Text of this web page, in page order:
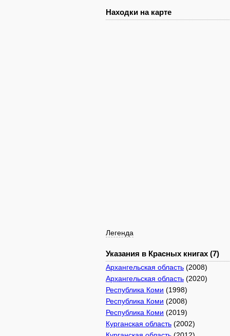
Находки на карте
Легенда
Указания в Красных книгах (7)
Архангельская область (2008)
Архангельская область (2020)
Республика Коми (1998)
Республика Коми (2008)
Республика Коми (2019)
Курганская область (2002)